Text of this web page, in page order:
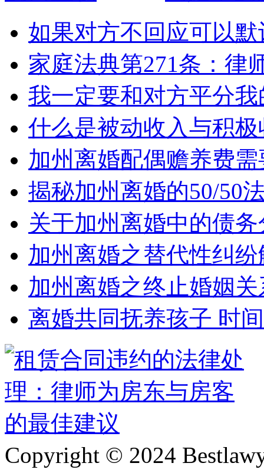
如果对方不回应可以
家庭法典第271条：律
我一定要和对方平分
什么是被动收入与积
加州离婚配偶赡养费
揭秘加州离婚的50/50
关于加州离婚中的债
加州离婚之替代性纠
加州离婚之终止婚姻关
离婚共同抚养孩子 时
Copyright © 2024